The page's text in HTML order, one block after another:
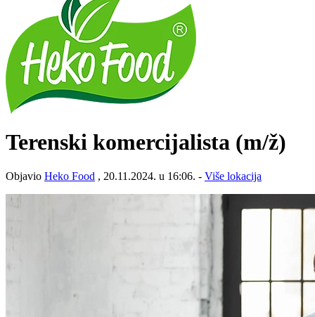
Terenski komercijalista (m/ž)
Objavio Heko Food , 20.11.2024. u 16:06. - Više lokacija